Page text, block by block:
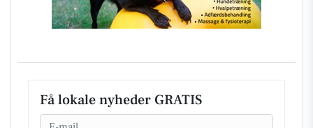
Få lokale nyheder GRATIS
Email